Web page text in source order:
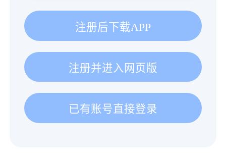
注册后下载APP
注册并进入网页版
已有账号直接登录